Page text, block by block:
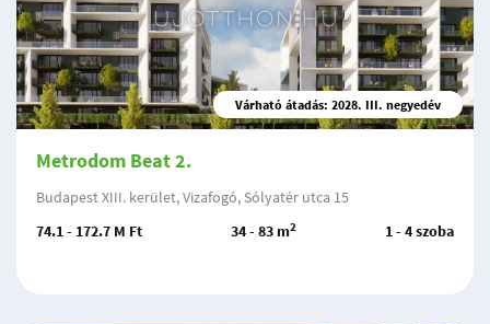
Várható átadás: 2028. III. negyedév
Metrodom Beat 2.
Budapest XIII. kerület, Vizafogó, Sólyatér utca 15
74.1 - 172.7 M Ft
34 - 83 m2 1 - 4 szoba